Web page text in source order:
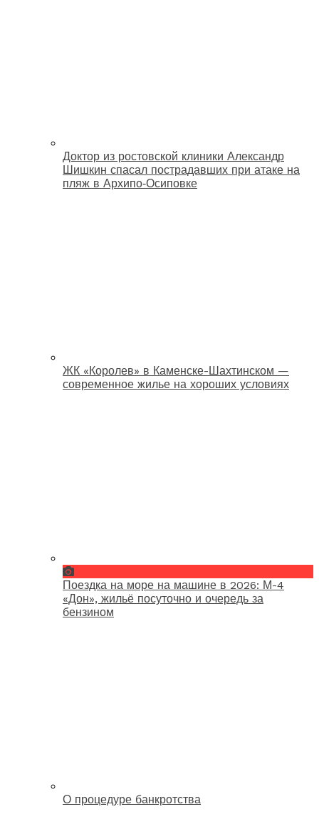
Доктор из ростовской клиники Александр
Шишкин спасал пострадавших при атаке на
пляж в Архипо‑Осиповке
ЖК «Королев» в Каменске-Шахтинском —
современное жилье на хороших условиях
Поездка на море на машине в 2026: М-4
«Дон», жильё посуточно и очередь за
бензином
О процедуре банкротства